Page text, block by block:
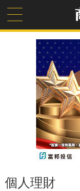
個人理財